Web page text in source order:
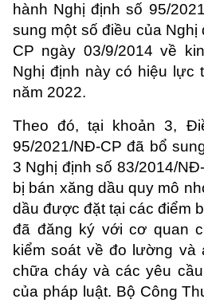
hành Nghị định số 95/
sung một số điều của
CP ngày 03/9/2014 về
Nghị định này có hiệu lực
năm 2022.
Theo đó, tại khoản 3,
95/2021/NĐ-CP đã bổ
3 Nghị định số 83/2014/
bị bán xăng dầu quy mô
dầu được đặt tại các điểm
đã đăng ký với cơ quan
kiểm soát về đo lường và
chữa cháy và các yêu
của pháp luật. Bộ Công